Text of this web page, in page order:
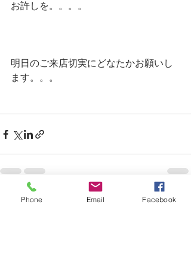
お許しを。。。。
明日のご来店切実にどなたかお願いし
ます。。。
最新記事 すべて表示
Phone Email Facebook